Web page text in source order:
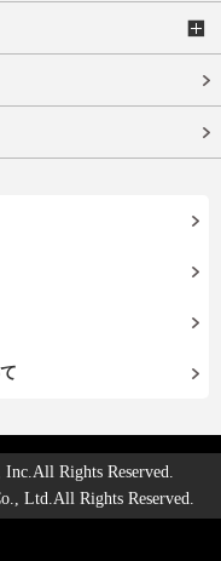
Rights Reserved.
Ltd.All Rights Reserved.